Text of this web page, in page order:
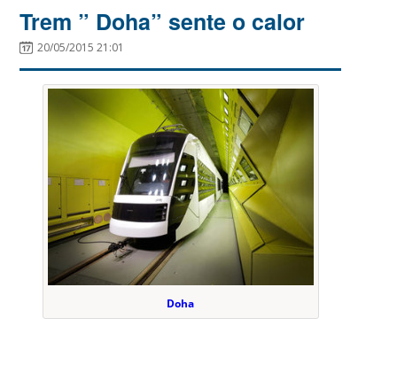
Trem ” Doha” sente o calor
20/05/2015 21:01
Doha